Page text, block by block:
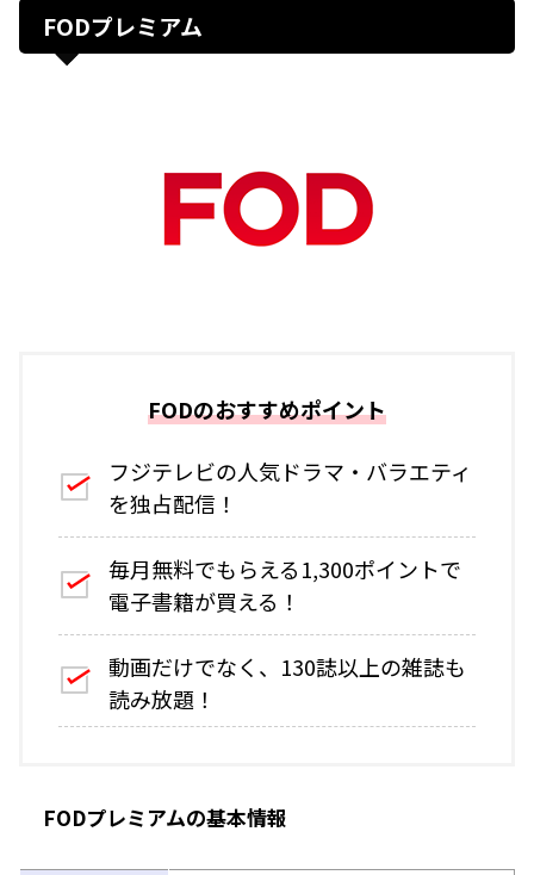
FODプレミアム
FODのおすすめポイント
フジテレビの人気ドラマ・バラエティ
を独占配信！
毎月無料でもらえる1,300ポイントで
電子書籍が買える！
動画だけでなく、130誌以上の雑誌も
読み放題！
FODプレミアムの基本情報